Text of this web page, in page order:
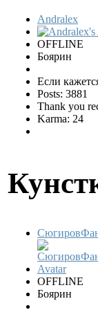
Andralex
OFFLINE
Боярин
Если
Posts: 3881
Thank you
Karma: 24
OFFLINE
Боярин